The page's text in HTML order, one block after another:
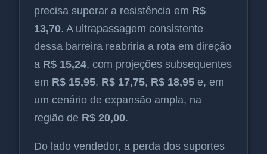
precisa superar a resistência em R$
13,70. A ultrapassagem consistente
dessa barreira reabriria a rota em direção
a R$ 15,24, com projeções subsequentes
em R$ 15,95, R$ 17,75, R$ 18,95 e, em
um cenário de expansão ampla, na
região de R$ 20,00.
Do lado vendedor, a perda dos suportes